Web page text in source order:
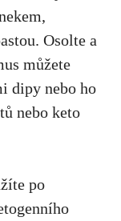
Osolte a
můžete
dipy nebo ho
nebo ​keto
po